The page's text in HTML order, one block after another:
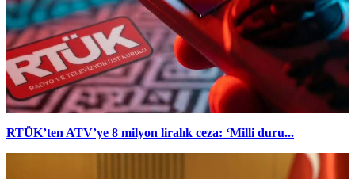
RTÜK’ten ATV’ye 8 milyon liralık ceza: ‘Milli duru...